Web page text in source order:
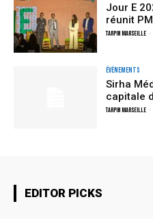
Jour E
réunit
TARPIN MARSEILLE -
Événements
Sirha
capitale
TARPIN MARSEILLE -
EDITOR PICKS